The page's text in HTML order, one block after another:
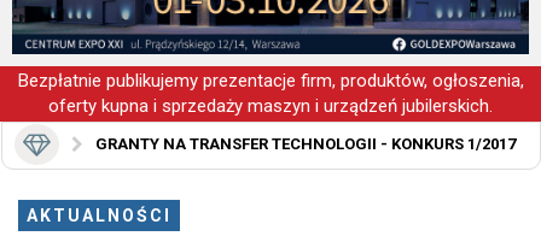
Bezpłatnie publikujemy prezentacje firm, produktów, ogłoszenia,
oferty kupna i sprzedaży maszyn i urządzeń jubilerskich.
GRANTY NA TRANSFER TECHNOLOGII - KONKURS 1/2017
AKTUALNOŚCI